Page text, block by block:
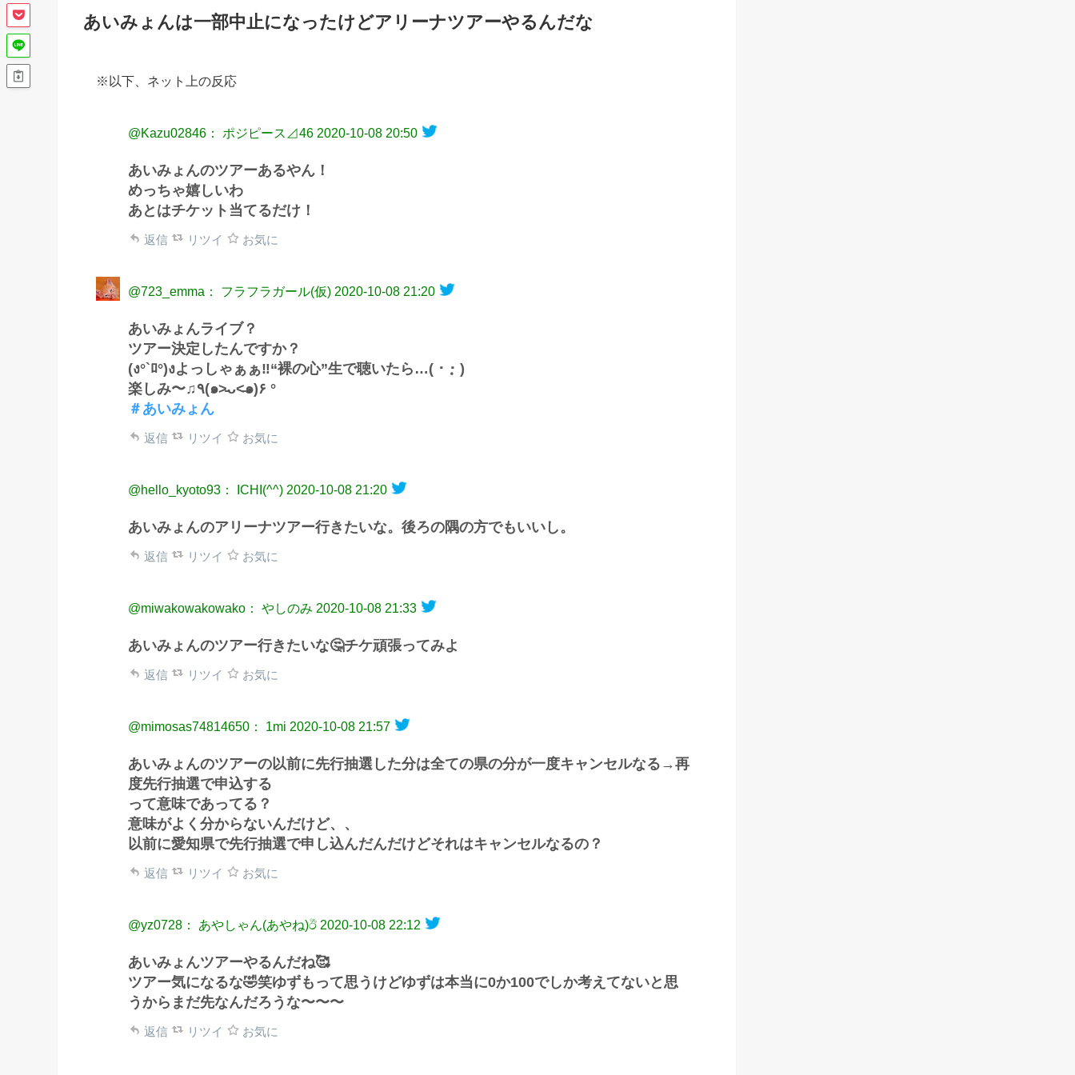
あいみょんは一部中止になったけどアリーナツアーやるんだな
※以下、ネット上の反応
@Kazu02846： ポジピース⊿46 2020-10-08 20:50
あいみょんのツアーあるやん！
めっちゃ嬉しいわ
あとはチケット当てるだけ！
返信 リツイ お気に
@723_emma： フラフラガール(仮) 2020-10-08 21:20
あいみょんライブ？
ツアー決定したんですか？
(ง°`ﾛ°)งよっしゃぁぁ‼“裸の心”生で聴いたら…( ･ ･̥ )
楽しみ〜♫︎٩(๑˃̵ᴗ˂̵๑)۶ °
＃あいみょん
返信 リツイ お気に
@hello_kyoto93： ICHI(^^) 2020-10-08 21:20
あいみょんのアリーナツアー行きたいな。後ろの隅の方でもいいし。
返信 リツイ お気に
@miwakowakowako： やしのみ 2020-10-08 21:33
あいみょんのツアー行きたいな🤔チケ頑張ってみよ
返信 リツイ お気に
@mimosas74814650： 1mi 2020-10-08 21:57
あいみょんのツアーの以前に先行抽選した分は全ての県の分が一度キャンセルなる→再
度先行抽選で申込する
って意味であってる？
意味がよく分からないんだけど、、
以前に愛知県で先行抽選で申し込んだんだけどそれはキャンセルなるの？
返信 リツイ お気に
@yz0728： あやしゃん(あやね)ඊ 2020-10-08 22:12
あいみょんツアーやるんだね🥰
ツアー気になるな🤣笑ゆずもって思うけどゆずは本当に0か100でしか考えてないと思
うからまだ先なんだろうな〜〜〜
返信 リツイ お気に